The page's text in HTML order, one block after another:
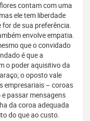
contam com uma
ele tem liberdade
de sua preferência.
envolve empatia.
que o convidado
é que a
o poder aquisitivo da
o oposto vale
empresariais – coroas
passar mensagens
da coroa adequada
do que ao custo.